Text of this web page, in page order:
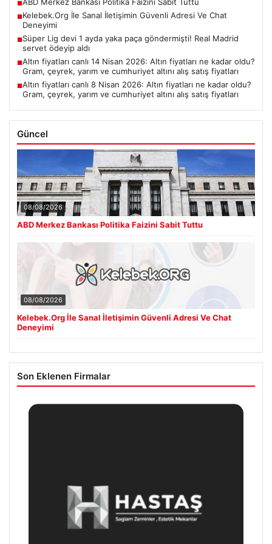
■
■Kelebek.Org İle Sanal İletişimin Güvenli Adresi Ve Chat
Deneyimi
■Süper Lig devi 1 ayda yaka paça göndermişti! Real Madrid
servet ödeyip aldı
■Altın fiyatları canlı 14 Nisan 2026: Altın fiyatları ne kadar oldu?
Gram, çeyrek, yarım ve cumhuriyet altını alış satış fiyatları
■Altın fiyatları canlı 8 Nisan 2026: Altın fiyatları ne kadar oldu?
Gram, çeyrek, yarım ve cumhuriyet altını alış satış fiyatları
Güncel
08/08/2026
ABD Merkez Bankası Politika Faizini Sabit Tuttu
08/08/2026
Kelebek.Org İle Sanal İletişimin Güvenli Adresi Ve Chat
Deneyimi
Son Eklenen Firmalar